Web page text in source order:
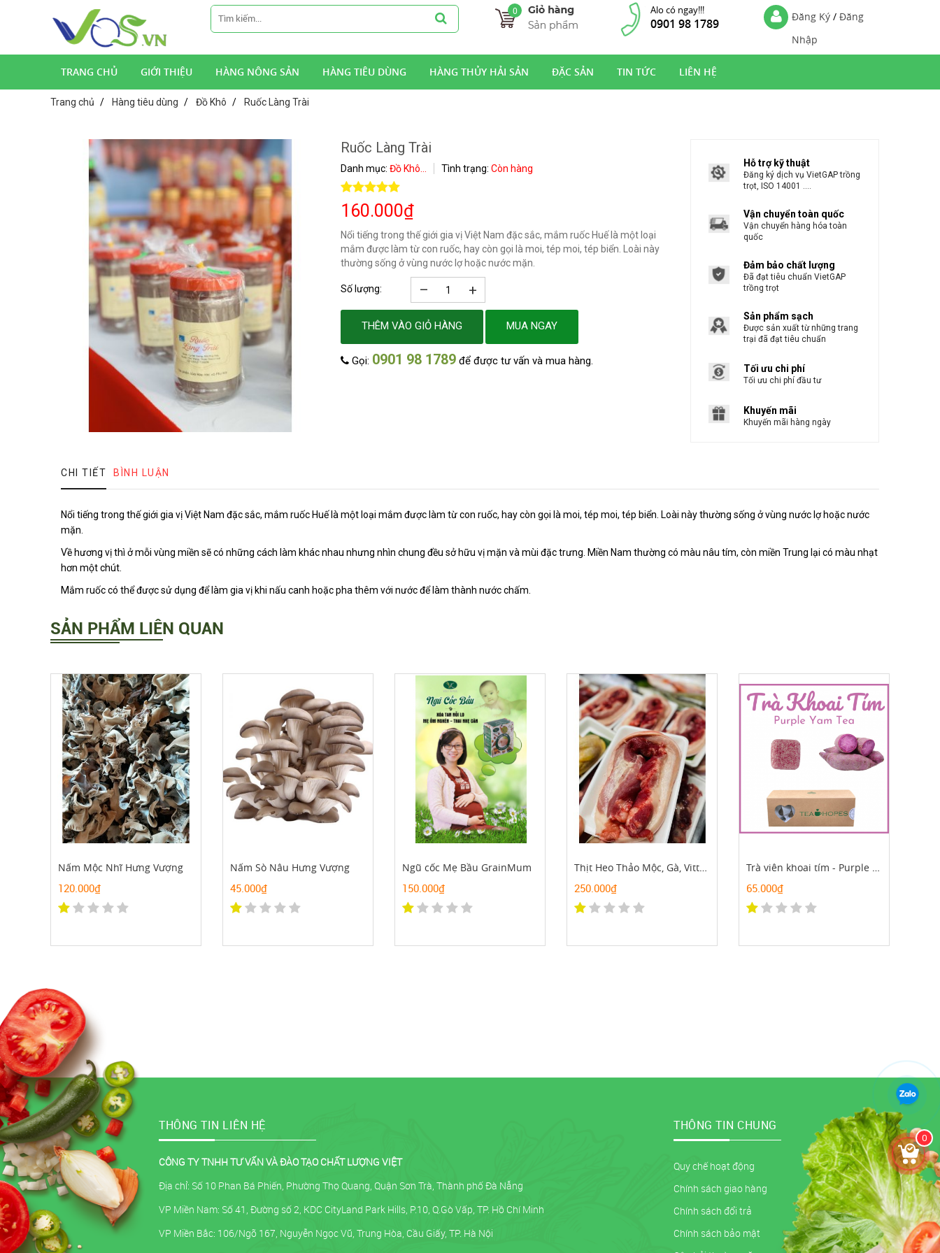
Đăng Ký / Đăng
Nhập
Alo có ngay!!!
0901 98 1789
0
TRANG CHỦ GIỚI THIỆU HÀNG NÔNG SẢN HÀNG TIÊU DÙNG HÀNG THỦY HẢI SẢN ĐẶC SẢN TIN TỨC LIÊN HỆ
Trang chủ Hàng tiêu dùng Đồ Khô Ruốc Làng Trài
Ruốc Làng Trài
Danh mục: Đồ Khô... Tình trạng: Còn hàng
160.000₫
Nổi tiếng trong thế giới gia vị Việt Nam đặc sắc, mắm ruốc Huế là một loại
mắm được làm từ con ruốc, hay còn gọi là moi, tép moi, tép biển. Loài này
thường sống ở vùng nước lợ hoặc nước mặn.
Số lượng: – +
THÊM VÀO GIỎ HÀNG MUA NGAY
Gọi: 0901 98 1789 để được tư vấn và mua hàng.
Hỗ trợ kỹ thuật
Đăng ký dịch vụ VietGAP trồng
trọt, ISO 14001 ....
Vận chuyển toàn quốc
Vận chuyển hàng hóa toàn
quốc
Đảm bảo chất lượng
Đã đạt tiêu chuẩn VietGAP
trồng trọt
Sản phẩm sạch
Được sản xuất từ những trang
trại đã đạt tiêu chuẩn
Tối ưu chi phí
Tối ưu chi phí đầu tư
Khuyến mãi
Khuyến mãi hàng ngày
CHI TIẾT BÌNH LUẬN
Nổi tiếng trong thế giới gia vị Việt Nam đặc sắc, mắm ruốc Huế là một loại mắm được làm từ con ruốc, hay còn gọi là moi, tép moi, tép biển. Loài này thường sống ở vùng nước lợ hoặc nước
mặn.
Về hương vị thì ở mỗi vùng miền sẽ có những cách làm khác nhau nhưng nhìn chung đều sở hữu vị mặn và mùi đặc trưng. Miền Nam thường có màu nâu tím, còn miền Trung lại có màu nhạt
hơn một chút.
Mắm ruốc có thể được sử dụng để làm gia vị khi nấu canh hoặc pha thêm với nước để làm thành nước chấm.
SẢN PHẨM LIÊN QUAN
Nấm Mộc Nhĩ Hưng Vượng
120.000₫
Nấm Sò Nâu Hưng Vượng
45.000₫
Ngũ cốc Mẹ Bầu GrainMum
150.000₫
Thịt Heo Thảo Mộc, Gà, Vittk Quê
250.000₫
Trà viên khoai tím - Purple yam tea
65.000₫
THÔNG TIN LIÊN HỆ
CÔNG TY TNHH TƯ VẤN VÀ ĐÀO TẠO CHẤT LƯỢNG VIỆT
Địa chỉ: Số 10 Phan Bá Phiến, Phường Thọ Quang, Quận Sơn Trà, Thành phố Đà Nẵng
VP Miền Nam: Số 41, Đường số 2, KDC CityLand Park Hills, P.10, Q.Gò Vấp, TP. Hồ Chí Minh
VP Miền Bắc: 106/Ngõ 167, Nguyễn Ngọc Vũ, Trung Hòa, Cầu Giấy, TP. Hà Nội
THÔNG TIN CHUNG
Quy chế hoạt động
Chính sách giao hàng
Chính sách đổi trả
Chính sách bảo mật
0